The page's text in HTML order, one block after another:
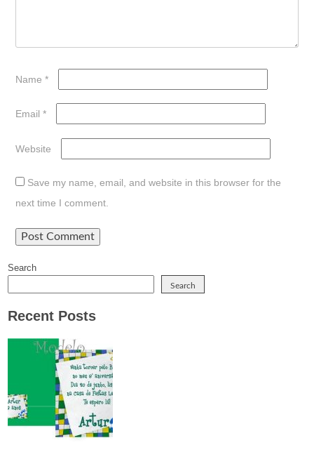
Name *
Email *
Website
Save my name, email, and website in this browser for the
next time I comment.
Search
Search
Recent Posts